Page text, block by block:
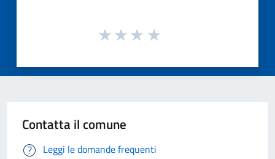
Contatta il comune
Leggi le domande frequenti